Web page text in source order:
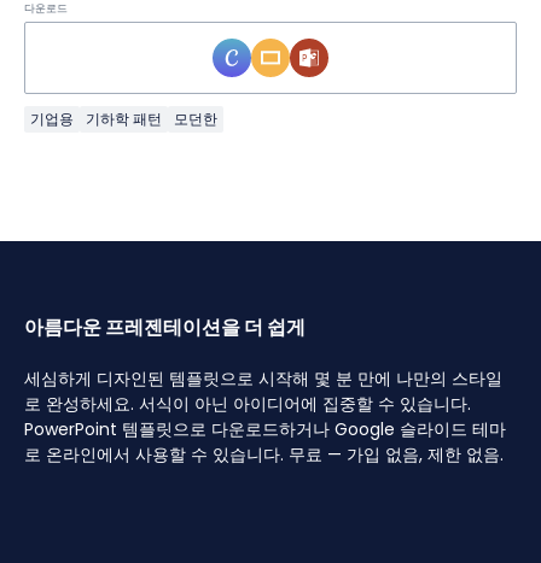
다운로드
기업용 기하학 패턴 모던한
아름다운 프레젠테이션을 더 쉽게
세심하게 디자인된 템플릿으로 시작해 몇 분 만에 나만의 스타일
로 완성하세요. 서식이 아닌 아이디어에 집중할 수 있습니다.
PowerPoint 템플릿으로 다운로드하거나 Google 슬라이드 테마
로 온라인에서 사용할 수 있습니다. 무료 — 가입 없음, 제한 없음.